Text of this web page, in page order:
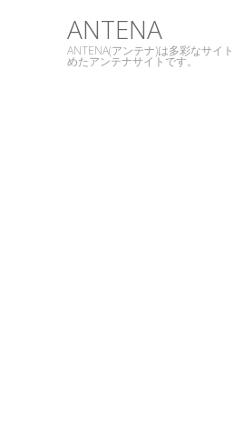
ANTENA
ANTENA(アンテナ)は多彩なサイ
めたアンテナサイトです。